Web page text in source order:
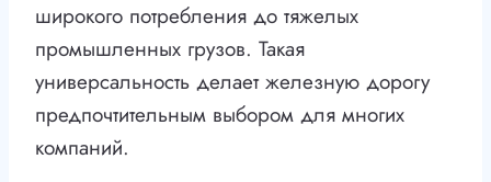
широкого потребления до тяжелых
промышленных грузов. Такая
универсальность делает железную дорогу
предпочтительным выбором для многих
компаний.